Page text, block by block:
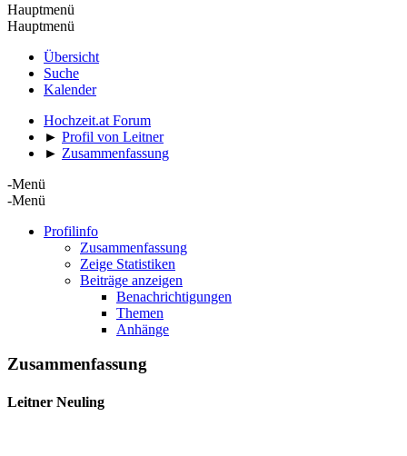
Hauptmenü
Hauptmenü
Übersicht
Suche
Kalender
Hochzeit.at Forum
► Profil von Leitner
► Zusammenfassung
-Menü
-Menü
Profilinfo
Zusammenfassung
Zeige Statistiken
Beiträge anzeigen
Benachrichtigungen
Themen
Anhänge
Zusammenfassung
Leitner Neuling